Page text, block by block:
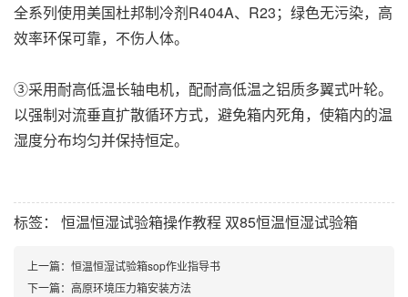
全系列使用美国杜邦制冷剂R404A、R23；绿色无污染，高
效率环保可靠，不伤人体。
③采用耐高低温长轴电机，配耐高低温之铝质多翼式叶轮。
以强制对流垂直扩散循环方式，避免箱内死角，使箱内的温
湿度分布均匀并保持恒定。
标签： 恒温恒湿试验箱操作教程 双85恒温恒湿试验箱
上一篇： 恒温恒湿试验箱sop作业指导书
下一篇： 高原环境压力箱安装方法